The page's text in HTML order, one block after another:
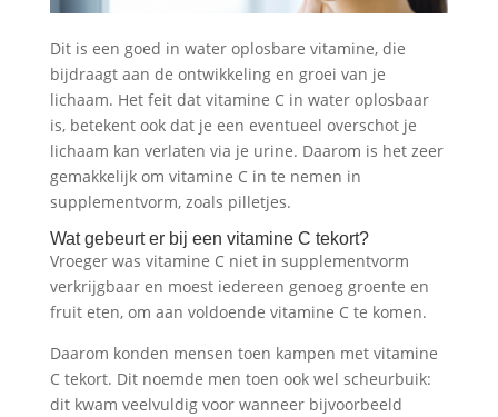
Dit is een goed in water oplosbare vitamine, die
bijdraagt aan de ontwikkeling en groei van je
lichaam. Het feit dat vitamine C in water oplosbaar
is, betekent ook dat je een eventueel overschot je
lichaam kan verlaten via je urine. Daarom is het zeer
gemakkelijk om vitamine C in te nemen in
supplementvorm, zoals pilletjes.
Wat gebeurt er bij een vitamine C tekort?
Vroeger was vitamine C niet in supplementvorm
verkrijgbaar en moest iedereen genoeg groente en
fruit eten, om aan voldoende vitamine C te komen.
Daarom konden mensen toen kampen met vitamine
C tekort. Dit noemde men toen ook wel scheurbuik:
dit kwam veelvuldig voor wanneer bijvoorbeeld